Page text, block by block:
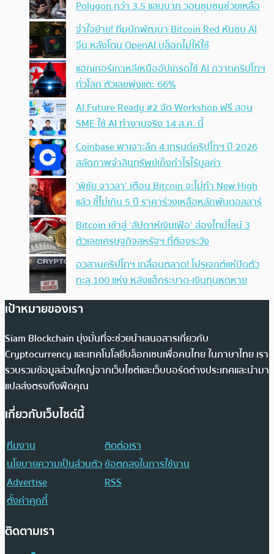
Polygon กว่า 3.5 แสนบาท วอนชุมชนช่วยเหลือ
จำใจย้าย! ทีมนักพัฒนา Bitcoin Red หันซบ AI
จีน หลังโดน OpenAI บล็อกไม่ให้ใช้
แฮกเกอร์เกาหลีเหนืออัปเกรดใช้ AI กวาดคริปโทฯ
ทั่วโลก ตัวเลขพุ่งแตะ 66%
AI Future Ready #2 จัด Workshop ฟรี สอน
SME ใช้ AI ทำงานจริง 14 ส.ค. นี้
Coinbase พาเจาะลึก 4 เทรนด์คริปโทฯ ปี 2026
สลัดภาพจำสินทรัพย์เก็งกำไรไร้มูลค่า
‘พิชัย จาวลา’ เตือน Bitcoin จะไม่ทำ New High
แล้ว ชี้ไม่เกิน 5 ปี ราคาร่วงเหลือหลักพันดอลลาร์
Bitcoin เข้าสู่ ‘สัปดาห์เงินเฟ้อ’ ส่องไทม์ไลน์ 3
ตัวเลขเศรษฐกิจสหรัฐฯ ที่ต้องระวัง
อวสานคริปโทฯ เกลื่อนตลาด! โปรเจกต์แห่ปิดตัว
ทะลุ 100 แห่ง หลังแฮ็กระบาด-เงินทุนหดหาย
เป้าหมายของเรา
Siam Blockchain มุ่งมั่นที่จะช่วยนำเสนอสารเกี่ยวกับ
Cryptocurrency และเทคโนโลยีบล็อกเชนเพื่อคนไทย ในภาษาไทย เรา
รวบรวมข้อมูลส่วนใหญ่จากเว็บไซต์และเว็บบอร์ดต่างประเทศและนำมา
แปลส่งตรงถึงฟีดคุณ
เกี่ยวกับเว็บไซต์นี้
ทีมงาน
ติดต่อเรา
นโยบายความเป็นส่วนตัวข้อตกลงในการใช้งาน
Advertise
RSS
ตั้งค่าคุกกี้
ติดตามเรา